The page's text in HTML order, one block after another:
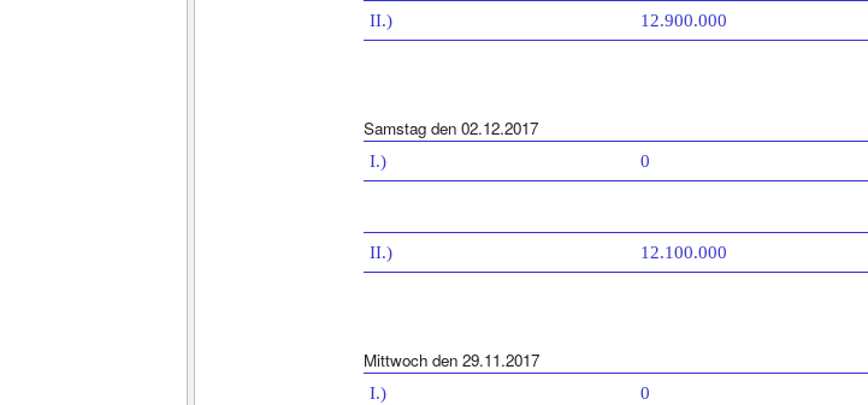
II.) 12.900.000
Samstag den 02.12.2017
I.) 0
II.) 12.100.000
Mittwoch den 29.11.2017
I.) 0